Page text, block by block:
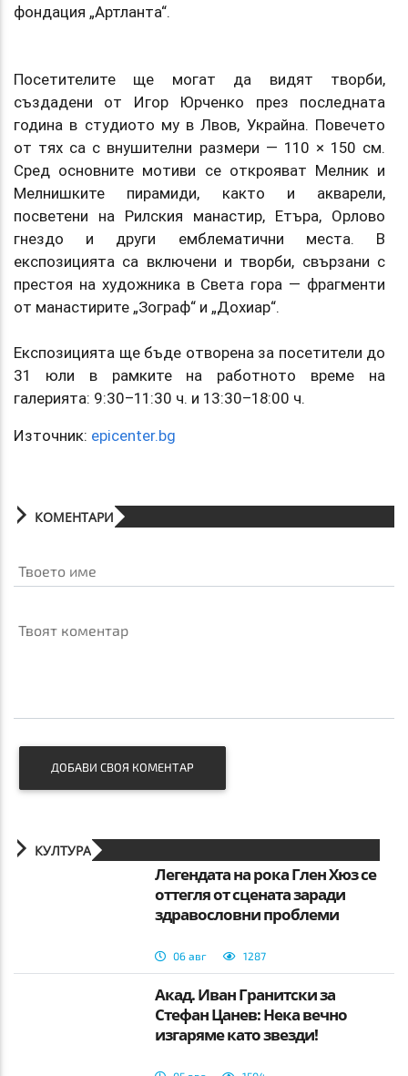
фондация „Артланта“.
Посетителите ще могат да видят творби,
създадени от Игор Юрченко през последната
година в студиото му в Лвов, Украйна. Повечето
от тях са с внушителни размери — 110 × 150 см.
Сред основните мотиви се открояват Мелник и
Мелнишките пирамиди, както и акварели,
посветени на Рилския манастир, Етъра, Орлово
гнездо и други емблематични места. В
експозицията са включени и творби, свързани с
престоя на художника в Света гора — фрагменти
от манастирите „Зограф“ и „Дохиар“.
Експозицията ще бъде отворена за посетители до
31 юли в рамките на работното време на
галерията: 9:30–11:30 ч. и 13:30–18:00 ч.
Източник: epicenter.bg
КОМЕНТАРИ
Твоето име
Твоят коментар
ДОБАВИ СВОЯ КОМЕНТАР
КУЛТУРА
Легендата на рока Глен Хюз се
оттегля от сцената заради
здравословни проблеми
06 авг 1287
Акад. Иван Гранитски за
Стефан Цанев: Нека вечно
изгаряме като звезди!